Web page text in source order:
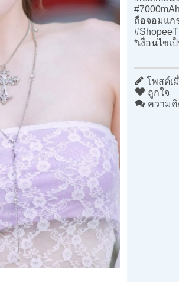
ถือจอมแก
*เงื่อนไข
โพสต์เ
ถูกใจ
ความคิ